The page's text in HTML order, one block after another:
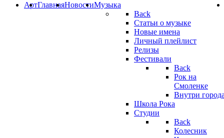
Музыка
Back
Статьи о музыке
Новые имена
Личный плейлист
Релизы
Фестивали
Back
Рок на
Смоленке
Внутри
Школа Рока
Студии
Back
Колесник
Новости
Главная
Арт